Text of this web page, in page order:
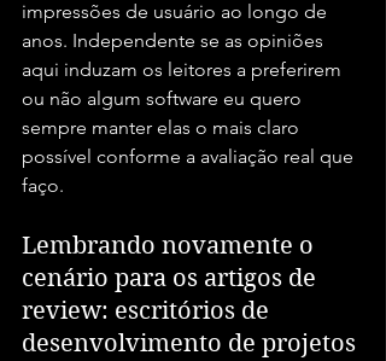
impressões de usuário ao longo de
anos. Independente se as opiniões
aqui induzam os leitores a preferirem
ou não algum software eu quero
sempre manter elas o mais claro
possível conforme a avaliação real que
faço.
Lembrando novamente o
cenário para os artigos de
review: escritórios de
desenvolvimento de projetos